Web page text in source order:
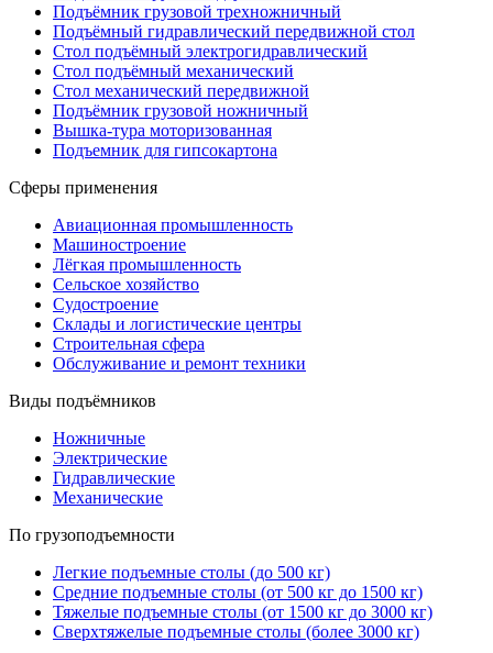
Подъёмник грузовой трехножничный
Подъёмный гидравлический передвижной стол
Стол подъёмный электрогидравлический
Стол подъёмный механический
Стол механический передвижной
Подъёмник грузовой ножничный
Вышка-тура моторизованная
Подъемник для гипсокартона
Сферы применения
Авиационная промышленность
Машиностроение
Лёгкая промышленность
Сельское хозяйство
Судостроение
Склады и логистические центры
Строительная сфера
Обслуживание и ремонт техники
Виды подъёмников
Ножничные
Электрические
Гидравлические
Механические
По грузоподъемности
Легкие подъемные столы (до 500 кг)
Средние подъемные столы (от 500 кг до 1500 кг)
Тяжелые подъемные столы (от 1500 кг до 3000 кг)
Сверхтяжелые подъемные столы (более 3000 кг)